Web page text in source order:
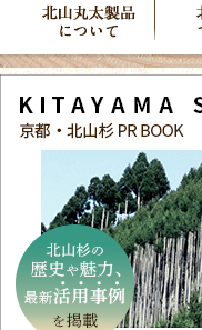
北
まで